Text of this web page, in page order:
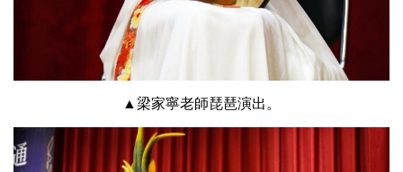
▲梁家寧老師琵琶演出。